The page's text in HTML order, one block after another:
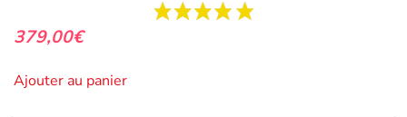
379,00€
Ajouter au panier